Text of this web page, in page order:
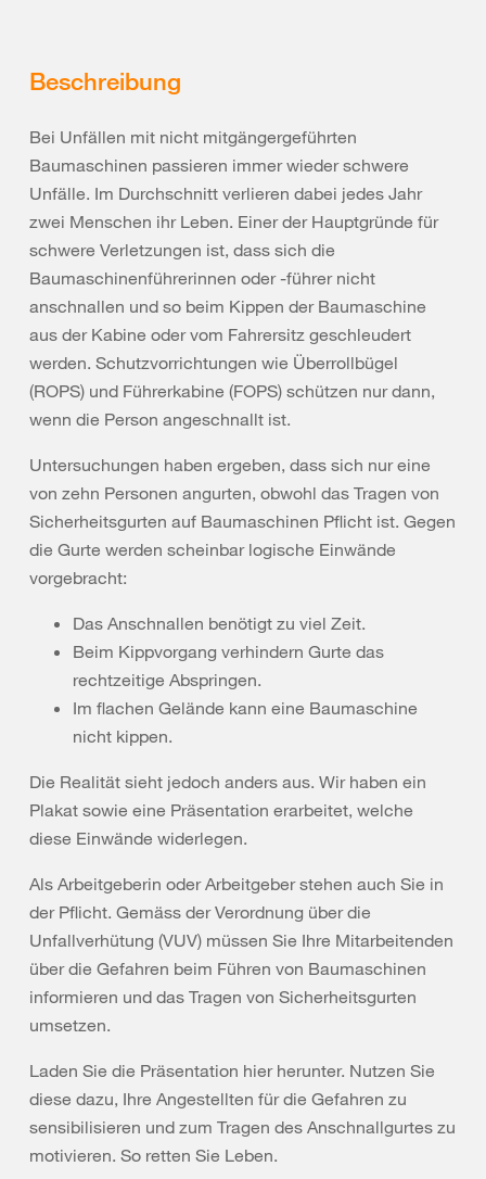
Beschreibung
Bei Unfällen mit nicht mitgängergeführten
Baumaschinen passieren immer wieder schwere
Unfälle. Im Durchschnitt verlieren dabei jedes Jahr
zwei Menschen ihr Leben. Einer der Hauptgründe für
schwere Verletzungen ist, dass sich die
Baumaschinenführerinnen oder -führer nicht
anschnallen und so beim Kippen der Baumaschine
aus der Kabine oder vom Fahrersitz geschleudert
werden. Schutzvorrichtungen wie Überrollbügel
(ROPS) und Führerkabine (FOPS) schützen nur dann,
wenn die Person angeschnallt ist.
Untersuchungen haben ergeben, dass sich nur eine
von zehn Personen angurten, obwohl das Tragen von
Sicherheitsgurten auf Baumaschinen Pflicht ist. Gegen
die Gurte werden scheinbar logische Einwände
vorgebracht:
Das Anschnallen benötigt zu viel Zeit.
Beim Kippvorgang verhindern Gurte das
rechtzeitige Abspringen.
Im flachen Gelände kann eine Baumaschine
nicht kippen.
Die Realität sieht jedoch anders aus. Wir haben ein
Plakat sowie eine Präsentation erarbeitet, welche
diese Einwände widerlegen.
Als Arbeitgeberin oder Arbeitgeber stehen auch Sie in
der Pflicht. Gemäss der Verordnung über die
Unfallverhütung (VUV) müssen Sie Ihre Mitarbeitenden
über die Gefahren beim Führen von Baumaschinen
informieren und das Tragen von Sicherheitsgurten
umsetzen.
Laden Sie die Präsentation hier herunter. Nutzen Sie
diese dazu, Ihre Angestellten für die Gefahren zu
sensibilisieren und zum Tragen des Anschnallgurtes zu
motivieren. So retten Sie Leben.